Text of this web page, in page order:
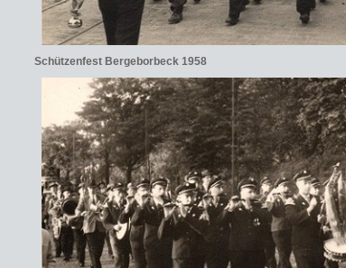
Schützenfest Bergeborbeck 1958